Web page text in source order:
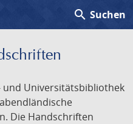
search Suchen
und Universitätsbibliothek
Die Handschriften